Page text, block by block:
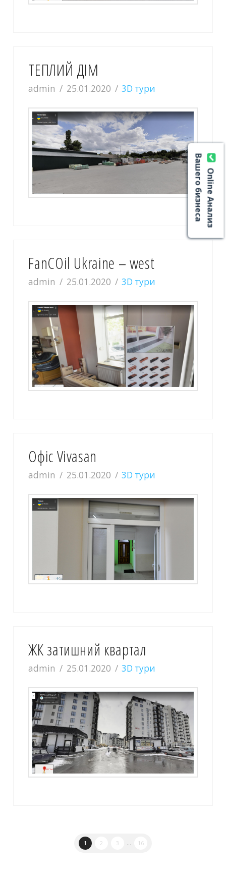
Online Анализ
Вашего бизнеса
ТЕПЛИЙ ДІМ
admin 25.01.2020 3D тури
FanCOil Ukraine – west
admin 25.01.2020 3D тури
Офіс Vivasan
admin 25.01.2020 3D тури
ЖК затишний квартал
admin 25.01.2020 3D тури
1 2 3 16